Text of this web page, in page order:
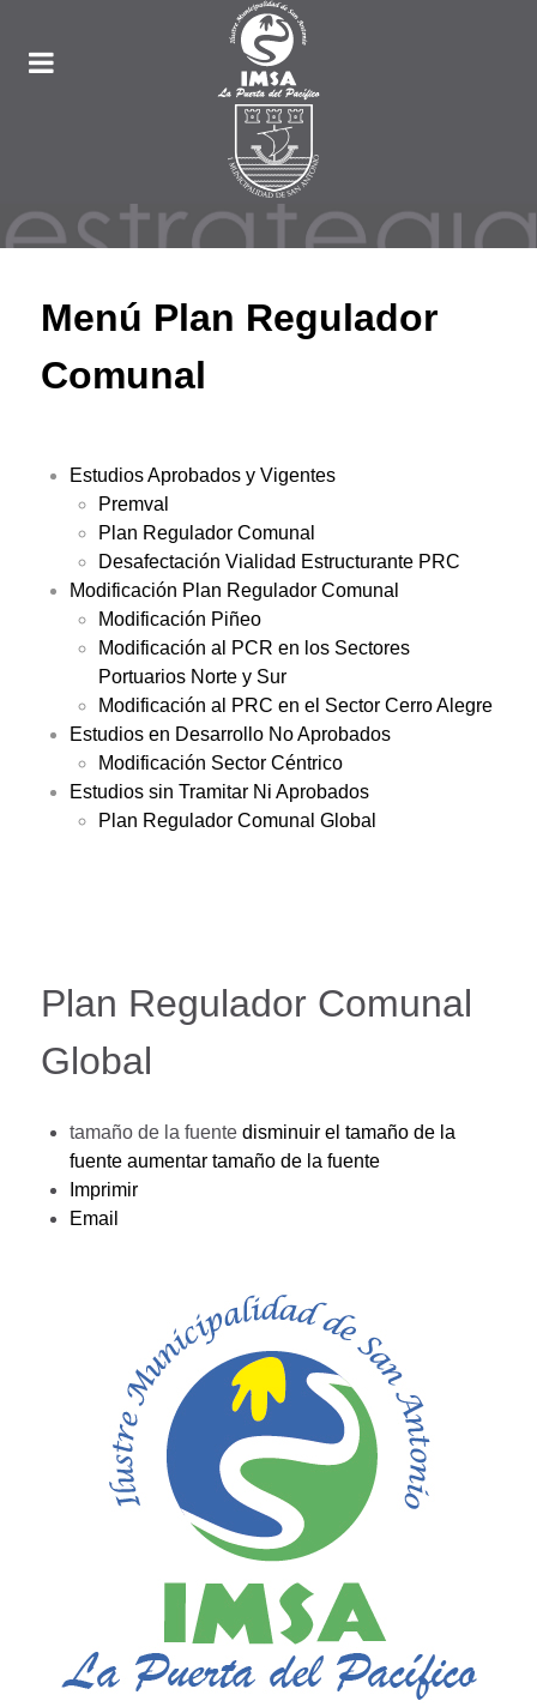
Menú Plan Regulador
Comunal
Estudios Aprobados y Vigentes
Premval
Plan Regulador Comunal
Desafectación Vialidad Estructurante PRC
Modificación Plan Regulador Comunal
Modificación Piñeo
Modificación al PCR en los Sectores
Portuarios Norte y Sur
Modificación al PRC en el Sector Cerro Alegre
Estudios en Desarrollo No Aprobados
Modificación Sector Céntrico
Estudios sin Tramitar Ni Aprobados
Plan Regulador Comunal Global
Plan Regulador Comunal
Global
tamaño de la fuente disminuir el tamaño de la
fuente aumentar tamaño de la fuente
Imprimir
Email